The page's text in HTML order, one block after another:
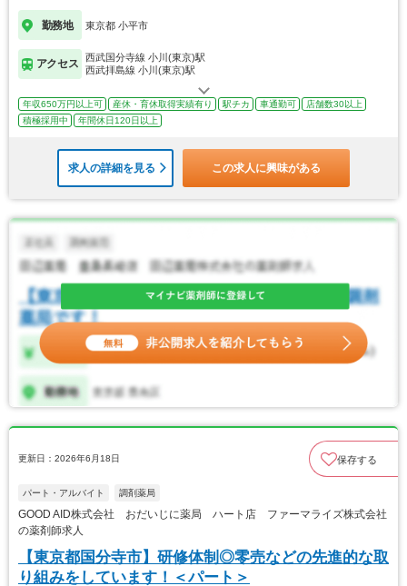
勤務地 東京都 小平市
アクセス
西武国分寺線 小川(東京)駅
西武拝島線 小川(東京)駅
年収650万円以上可 産休・育休取得実績有り 駅チカ 車通勤可
店舗数30以上
積極採用中
年間休日120日以上
求人の詳細を見る この求人に興味がある
更新日：2026年6月18日 保存する
パート・アルバイト 調剤薬局
GOOD AID株式会社 おだいじに薬局 ハート店 ファーマライズ株式会社
の薬剤師求人
【東京都国分寺市】研修体制◎零売などの先進的な取
り組みをしています！＜パート＞